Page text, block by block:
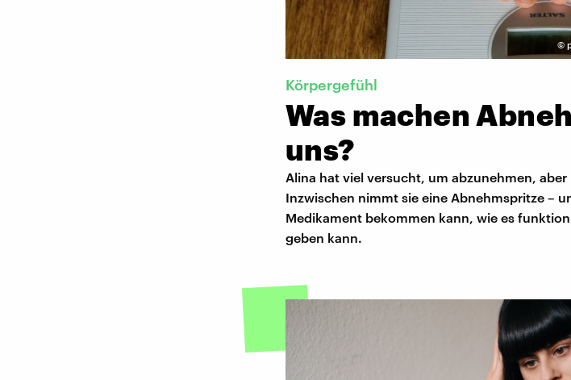
©
Körpergefühl
Was machen
uns?
Alina hat viel versucht, um abzunehmen,
Inzwischen nimmt sie eine Abnehmspritze –
Medikament bekommen kann, wie es
geben kann.